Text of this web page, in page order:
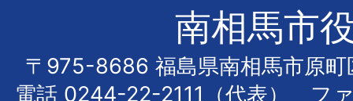
南相馬市
〒975-8686 福島県南相馬市原町
電話 0244-22-2111
（代表） フ